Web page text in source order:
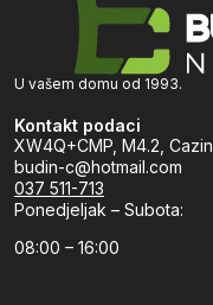
U vašem domu od 1993.
Kontakt podaci
XW4Q+CMP, M4.2, Cazin
budin-c@hotmail.com
037 511-713
Ponedjeljak – Subota:
08:00 – 16:00